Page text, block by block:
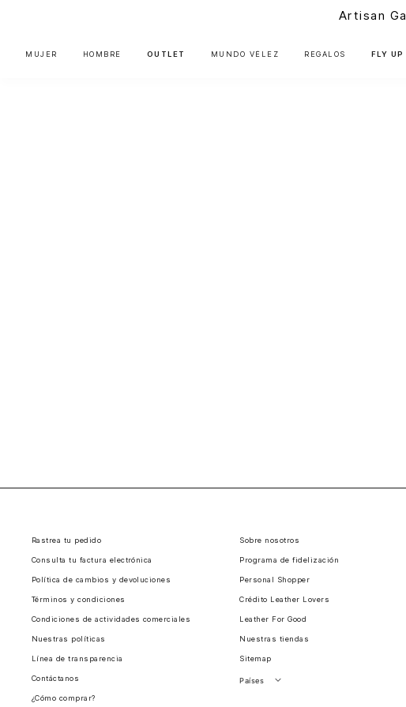
Artisan
MUJER HOMBRE OUTLET MUNDO VÉLEZ REGALOS FLY UP
Rastrea tu pedido
Consulta tu factura electrónica
Política de cambios y devoluciones
Términos y condiciones
Condiciones de actividades comerciales
Nuestras políticas
Línea de transparencia
Contáctanos
¿Cómo comprar?
Sobre nosotros
Programa de fidelización
Personal Shopper
Crédito Leather Lovers
Leather For Good
Nuestras tiendas
Sitemap
Países